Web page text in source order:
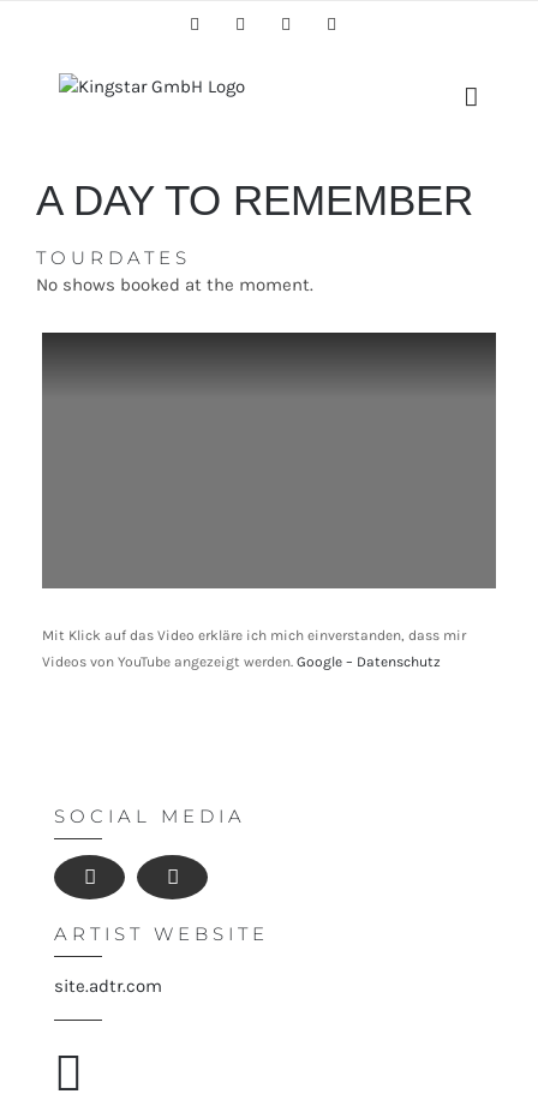
FacebookTwitter Instagram
A DAY TO REMEMBER
TOURDATES
No shows booked at the moment.
Mit Klick auf das Video erkläre ich mich einverstanden, dass mir
Videos von YouTube angezeigt werden. Google – Datenschutz
SOCIAL MEDIA
ARTIST WEBSITE
site.adtr.com